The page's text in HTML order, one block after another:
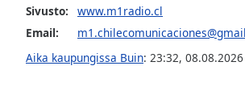
Opacity
Caption
Sivusto:
www.m1radio.cl
Email:
Aika kaupungissa Buin: 23:32, 08.08.2026